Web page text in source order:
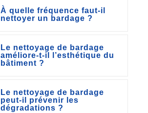
À quelle fréquence faut-il
nettoyer un bardage ?
Le nettoyage de bardage
améliore-t-il l’esthétique du
bâtiment ?
Le nettoyage de bardage
peut-il prévenir les
dégradations ?